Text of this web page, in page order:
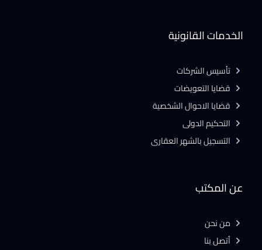
عن المكتب
من نحن
أتصل بنا
الخدمات القانونية
تأسيس الشركات
قضايا التعويضات
قضايا الاحوال الشخصية
التحكيم الدولى
التسجيل بالشهر العقارى